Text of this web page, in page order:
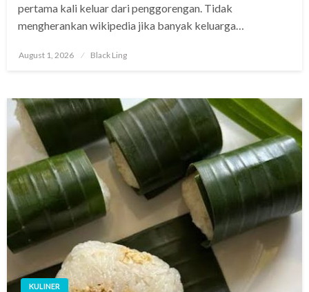
pertama kali keluar dari penggorengan. Tidak
mengherankan wikipedia jika banyak keluarga…
Posted
August 1, 2026 Black Ling
KULINER